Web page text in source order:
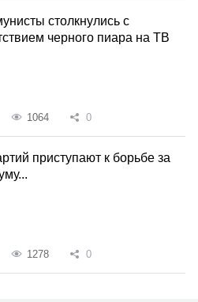
столкнулись с
черного пиара на ТВ
1064 0
приступают к борьбе за
1278 0